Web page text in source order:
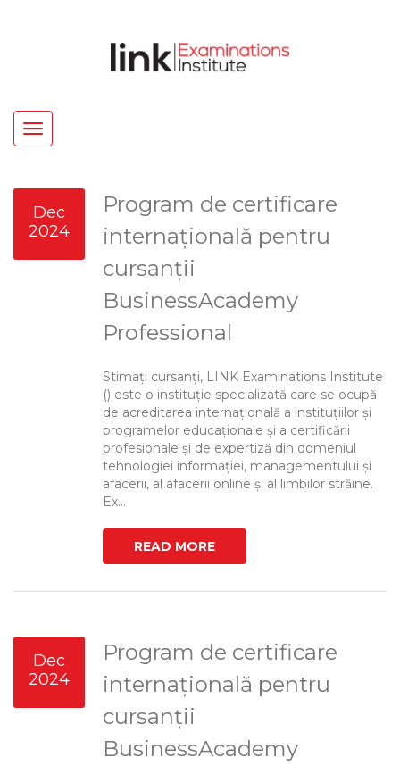
Toggle
navigation
Dec
2024
Program de certificare
internațională pentru
cursanții
BusinessAcademy
Professional
Stimați cursanți, LINK Examinations Institute
() este o instituție specializată care se ocupă
de acreditarea internațională a instituțiilor și
programelor educaționale și a certificării
profesionale și de expertiză din domeniul
tehnologiei informației, managementului și
afacerii, al afacerii online și al limbilor străine.
Ex...
READ MORE
Dec
2024
Program de certificare
internațională pentru
cursanții
BusinessAcademy